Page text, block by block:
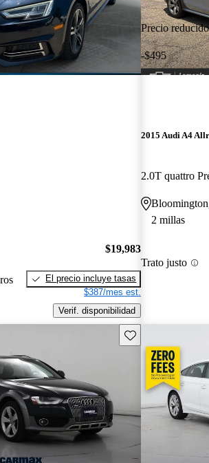
$19,983
El precio incluye tasas
$387/mes est.
Verif. disponibilidad
Precio reducido
-$495
2015 Audi A4
2.0T quattro
2 millas
Trato justo
Guarda este Aviso